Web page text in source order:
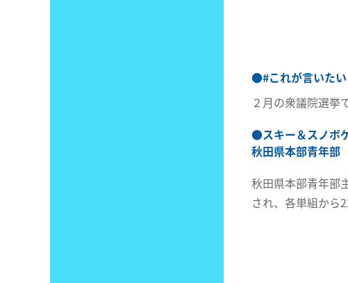
●#これが言いた
２月の衆議院選挙
●スキー＆スノボ
秋田県本部青年部
秋田県本部青年部
され、各単組から